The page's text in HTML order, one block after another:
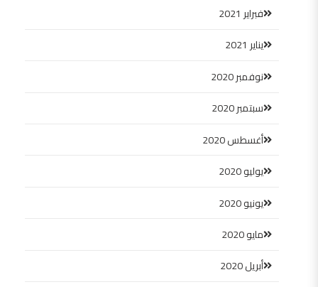
فبراير 2021
يناير 2021
نوفمبر 2020
سبتمبر 2020
أغسطس 2020
يوليو 2020
يونيو 2020
مايو 2020
أبريل 2020